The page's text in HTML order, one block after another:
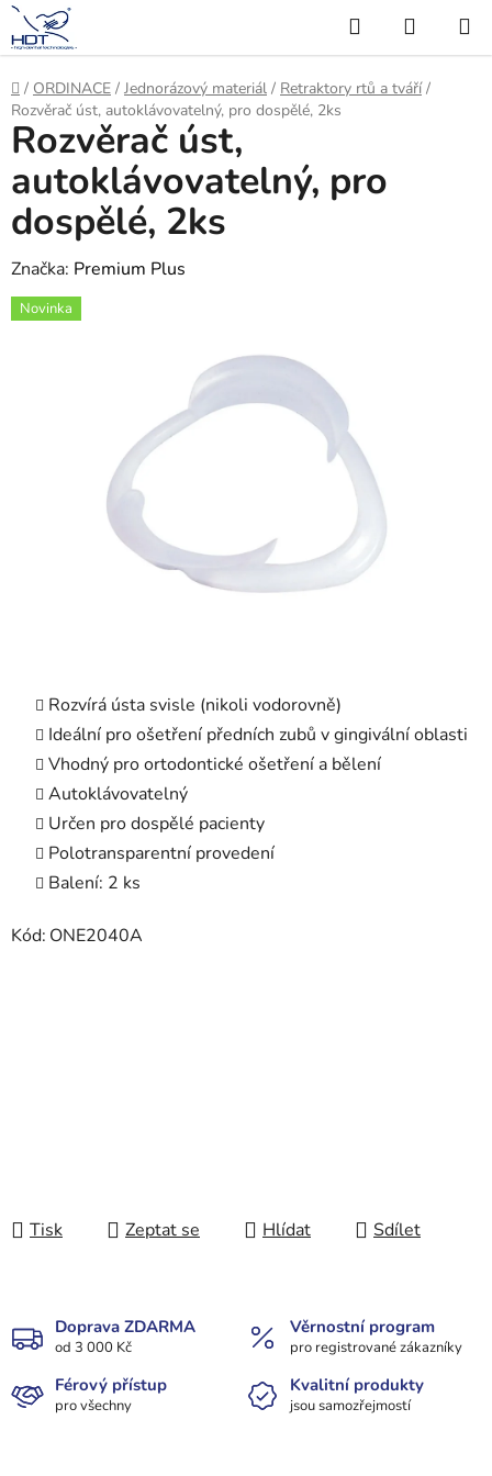
Přejít
na
obsah
Hledat
KOŠÍK
Domů
/ ORDINACE / Jednorázový materiál / Retraktory rtů a tváří /
Rozvěrač úst, autoklávovatelný, pro dospělé, 2ks
Rozvírá ústa svisle (nikoli vodorovně)
Ideální pro ošetření předních zubů v gingivální oblasti
Vhodný pro ortodontické ošetření a bělení
Autoklávovatelný
Určen pro dospělé pacienty
Polotransparentní provedení
Balení: 2 ks
Kód: ONE2040A
Tisk Zeptat se Hlídat Sdílet
Rozvěrač úst,
autoklávovatelný, pro
dospělé, 2ks
Značka: Premium Plus
Novinka
Doprava ZDARMA
od 3 000 Kč
Věrnostní program
pro registrované zákazníky
Férový přístup
pro všechny
Kvalitní produkty
jsou samozřejmostí